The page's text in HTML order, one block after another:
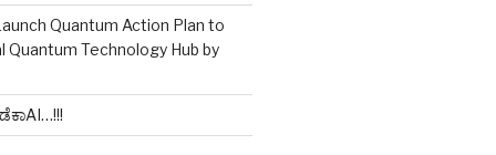
Quantum Action Plan to
Quantum Technology Hub by